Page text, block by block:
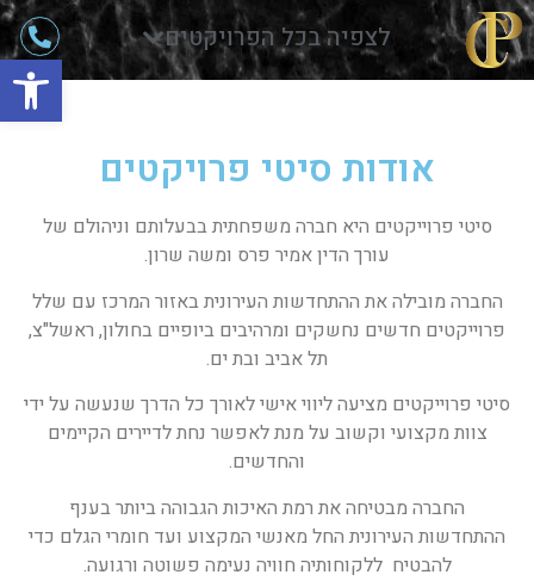
לצפיה בכל הפרויקטים
אודות סיטי פרויקטים
סיטי פרוייקטים היא חברה משפחתית בבעלותם וניהולם של
עורך הדין אמיר פרס ומשה שרון.
החברה מובילה את ההתחדשות העירונית באזור המרכז עם שלל
פרוייקטים חדשים נחשקים ומרהיבים ביופיים בחולון, ראשל"צ,
תל אביב ובת ים.
סיטי פרוייקטים מציעה ליווי אישי לאורך כל הדרך שנעשה על ידי
צוות מקצועי וקשוב על מנת לאפשר נחת לדיירים הקיימים
והחדשים.
החברה מבטיחה את רמת האיכות הגבוהה ביותר בענף
ההתחדשות העירונית החל מאנשי המקצוע ועד חומרי הגלם כדי
להבטיח ללקוחותיה חוויה נעימה פשוטה ורגועה.